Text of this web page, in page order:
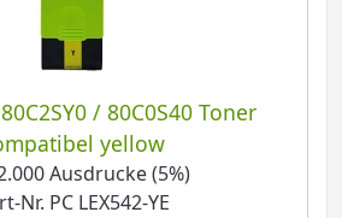
/ 80C0S40 Toner
yellow
Ausdrucke (5%)
Nr. PC LEX542-YE